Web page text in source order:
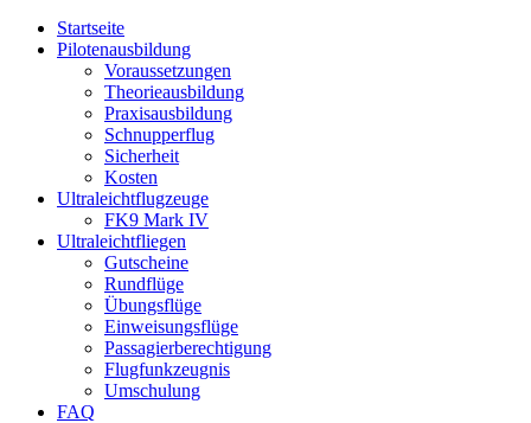
Startseite
Pilotenausbildung
Voraussetzungen
Theorieausbildung
Praxisausbildung
Schnupperflug
Sicherheit
Kosten
Ultraleichtflugzeuge
FK9 Mark IV
Ultraleichtfliegen
Gutscheine
Rundflüge
Übungsflüge
Einweisungsflüge
Passagierberechtigung
Flugfunkzeugnis
Umschulung
FAQ